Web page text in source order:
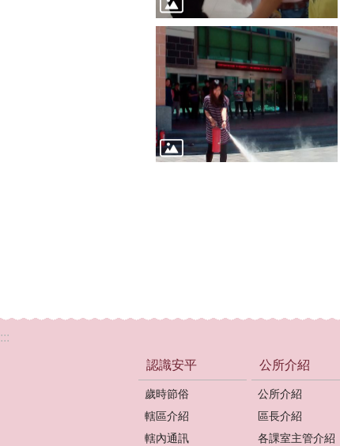
:::
認識安平
歲時節俗
轄區介紹
轄內通訊
公所介紹
公所介紹
區長介紹
各課室主管介紹